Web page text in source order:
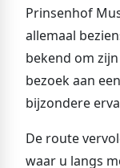
Prinsenhof
allemaal
bekend om
bezoek aan
bijzondere
De route
waar u langs